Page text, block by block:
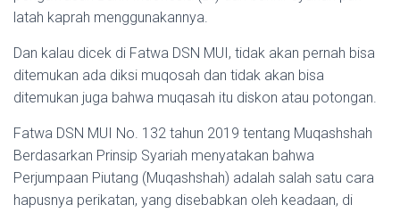
latah kaprah menggunakannya.
Dan kalau dicek di Fatwa DSN MUI, tidak akan pernah bisa
ditemukan ada diksi muqosah dan tidak akan bisa
ditemukan juga bahwa muqasah itu diskon atau potongan.
Fatwa DSN MUI No. 132 tahun 2019 tentang Muqashshah
Berdasarkan Prinsip Syariah menyatakan bahwa
Perjumpaan Piutang (Muqashshah) adalah salah satu cara
hapusnya perikatan, yang disebabkan oleh keadaan, di